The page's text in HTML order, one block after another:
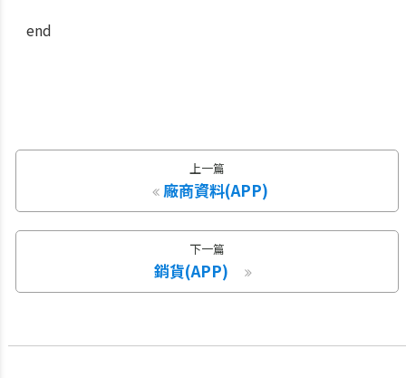
end
上一篇
廠商資料(APP)
下一篇
銷貨(APP)